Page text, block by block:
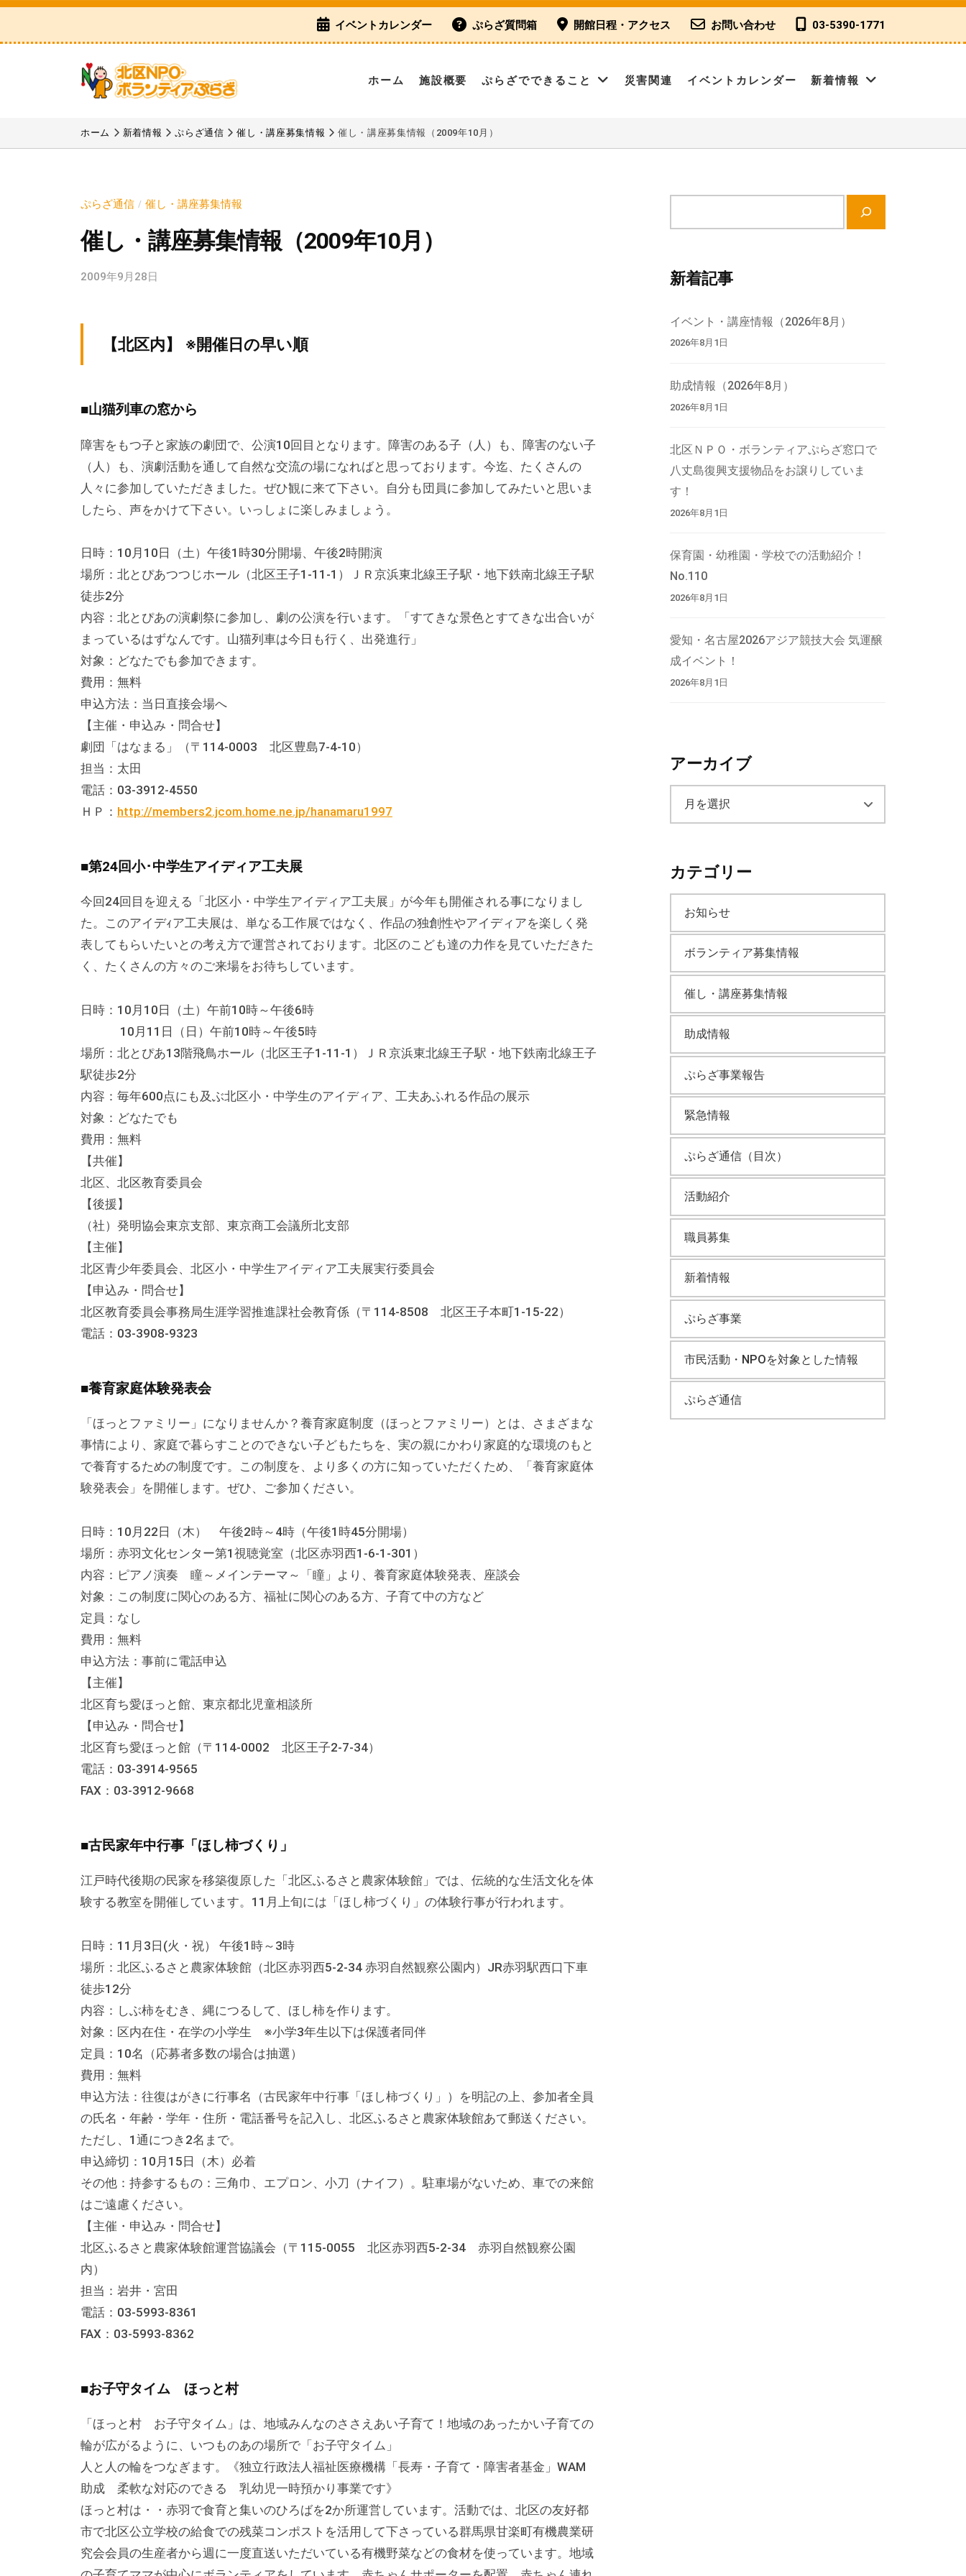
コ
イベントカレンダー ぷらざ質問箱 開館日程・アクセス お問い合わせ 03-5390-1771
区
O
・
ボ
ラ
テ
ら
ざ
北
区
・
ラ
テ
ア
ら
」
は
、
N
O
・
ボ
ラ
ン
テ
ィ
ア
活
の
支
援
や
活
に
関
す
る
合
な
情
報
交
流
の
場
で
々
な
催
し
講
の
開
催
、
場
や
機
材
の
貸
出
な
ど
の
を
な
て
い
す
。
場
所
は
北
と
ぴ
あ
1
1
階
す
ホーム 施設概要 ぷらざでできること 災害関連 イベントカレンダー 新着情報
ホーム 新着情報 ぷらざ通信 催し・講座募集情報 催し・講座募集情報（2009年10月）
ぷらざ通信 / 催し・講座募集情報
催し・講座募集情報（2009年10月）
2009年9月28日
v
p
d
i
n
【北区内】 ※開催日の早い順
■山猫列車の窓から
障害をもつ子と家族の劇団で、公演10回目となります。障害のある子（人）も、障害のない子
（人）も、演劇活動を通して自然な交流の場になればと思っております。今迄、たくさんの
人々に参加していただきました。ぜひ観に来て下さい。自分も団員に参加してみたいと思いま
したら、声をかけて下さい。いっしょに楽しみましょう。
日時：10月10日（土）午後1時30分開場、午後2時開演
場所：北とぴあつつじホール（北区王子1-11-1）ＪＲ京浜東北線王子駅・地下鉄南北線王子駅
徒歩2分
内容：北とぴあの演劇祭に参加し、劇の公演を行います。「すてきな景色とすてきな出合いが
まっているはずなんです。山猫列車は今日も行く、出発進行」
対象：どなたでも参加できます。
費用：無料
申込方法：当日直接会場へ
【主催・申込み・問合せ】
劇団「はなまる」（〒114-0003 北区豊島7-4-10）
担当：太田
電話：03-3912-4550
ＨＰ： http://members2.jcom.home.ne.jp/hanamaru1997
■第24回小･中学生アイディア工夫展
今回24回目を迎える「北区小・中学生アイディア工夫展」が今年も開催される事になりまし
た。このアイデｨア工夫展は、単なる工作展ではなく、作品の独創性やアイディアを楽しく発
表してもらいたいとの考え方で運営されております。北区のこども達の力作を見ていただきた
く、たくさんの方々のご来場をお待ちしています。
日時：10月10日（土）午前10時～午後6時
10月11日（日）午前10時～午後5時
場所：北とぴあ13階飛鳥ホール（北区王子1-11-1）ＪＲ京浜東北線王子駅・地下鉄南北線王子
駅徒歩2分
内容：毎年600点にも及ぶ北区小・中学生のアイディア、工夫あふれる作品の展示
対象：どなたでも
費用：無料
【共催】
北区、北区教育委員会
【後援】
（社）発明協会東京支部、東京商工会議所北支部
【主催】
北区青少年委員会、北区小・中学生アイディア工夫展実行委員会
【申込み・問合せ】
北区教育委員会事務局生涯学習推進課社会教育係（〒114-8508 北区王子本町1-15-22）
電話：03-3908-9323
■養育家庭体験発表会
「ほっとファミリー」になりませんか？養育家庭制度（ほっとファミリー）とは、さまざまな
事情により、家庭で暮らすことのできない子どもたちを、実の親にかわり家庭的な環境のもと
で養育するための制度です。この制度を、より多くの方に知っていただくため、「養育家庭体
験発表会」を開催します。ぜひ、ご参加ください。
日時：10月22日（木） 午後2時～4時（午後1時45分開場）
場所：赤羽文化センター第1視聴覚室（北区赤羽西1-6-1-301）
内容：ピアノ演奏 瞳～メインテーマ～「瞳」より、養育家庭体験発表、座談会
対象：この制度に関心のある方、福祉に関心のある方、子育て中の方など
定員：なし
費用：無料
申込方法：事前に電話申込
【主催】
北区育ち愛ほっと館、東京都北児童相談所
【申込み・問合せ】
北区育ち愛ほっと館（〒114-0002 北区王子2-7-34）
電話：03-3914-9565
FAX：03-3912-9668
■古民家年中行事「ほし柿づくり」
江戸時代後期の民家を移築復原した「北区ふるさと農家体験館」では、伝統的な生活文化を体
験する教室を開催しています。11月上旬には「ほし柿づくり」の体験行事が行われます。
日時：11月3日(火・祝） 午後1時～3時
場所：北区ふるさと農家体験館（北区赤羽西5-2-34 赤羽自然観察公園内）JR赤羽駅西口下車
徒歩12分
内容：しぶ柿をむき、縄につるして、ほし柿を作ります。
対象：区内在住・在学の小学生 ※小学3年生以下は保護者同伴
定員：10名（応募者多数の場合は抽選）
費用：無料
申込方法：往復はがきに行事名（古民家年中行事「ほし柿づくり」）を明記の上、参加者全員
の氏名・年齢・学年・住所・電話番号を記入し、北区ふるさと農家体験館あて郵送ください。
ただし、1通につき2名まで。
申込締切：10月15日（木）必着
その他：持参するもの：三角巾、エプロン、小刀（ナイフ）。駐車場がないため、車での来館
はご遠慮ください。
【主催・申込み・問合せ】
北区ふるさと農家体験館運営協議会（〒115-0055 北区赤羽西5-2-34 赤羽自然観察公園
内）
担当：岩井・宮田
電話：03-5993-8361
FAX：03-5993-8362
■お子守タイム ほっと村
「ほっと村 お子守タイム」は、地域みんなのささえあい子育て！地域のあったかい子育ての
輪が広がるように、いつものあの場所で「お子守タイム」
人と人の輪をつなぎます。《独立行政法人福祉医療機構「長寿・子育て・障害者基金」WAM
助成 柔軟な対応のできる 乳幼児一時預かり事業です》
ほっと村は・・赤羽で食育と集いのひろばを2か所運営しています。活動では、北区の友好都
市で北区公立学校の給食での残菜コンポストを活用して下さっている群馬県甘楽町有機農業研
究会会員の生産者から週に一度直送いただいている有機野菜などの食材を使っています。地域
イ
内
検
新着記事
イベント・講座情報（2026年8月）
2026年8月1日
助成情報（2026年8月）
2026年8月1日
北区ＮＰＯ・ボランティアぷらざ窓口で
八丈島復興支援物品をお譲りしていま
す！
2026年8月1日
保育園・幼稚園・学校での活動紹介！
No.110
2026年8月1日
愛知・名古屋2026アジア競技大会 気運醸
成イベント！
2026年8月1日
アーカイブ
カ
カテゴリー
お知らせ
ボランティア募集情報
催し・講座募集情報
助成情報
ぷらざ事業報告
緊急情報
ぷらざ通信（目次）
活動紹介
職員募集
新着情報
ぷらざ事業
市民活動・NPOを対象とした情報
ぷらざ通信
P
O
・
ボ
ン
ア
ら